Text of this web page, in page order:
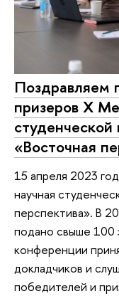
Поздравляем
призеров X
«Восточная
15 апреля 2023
научная
перспектива». В
подано свыше 100
конференции
докладчиков и
победителей и